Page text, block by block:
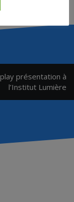
présentation à
l’Institut Lumière